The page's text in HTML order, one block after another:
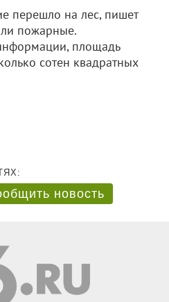
перешло на лес, пишет
пожарные.
площадь
сотен квадратных
новость